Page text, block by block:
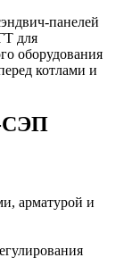
панелей
для
оборудования
котлами и
СЭП
арматурой и